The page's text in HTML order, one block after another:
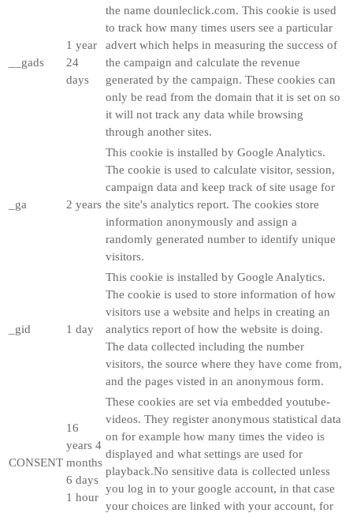
__gads
1 year
24
days
the name dounleclick.com. This cookie is used
to track how many times users see a particular
advert which helps in measuring the success of
the campaign and calculate the revenue
generated by the campaign. These cookies can
only be read from the domain that it is set on so
it will not track any data while browsing
through another sites.
_ga 2 years
This cookie is installed by Google Analytics.
The cookie is used to calculate visitor, session,
campaign data and keep track of site usage for
the site's analytics report. The cookies store
information anonymously and assign a
randomly generated number to identify unique
visitors.
_gid 1 day
This cookie is installed by Google Analytics.
The cookie is used to store information of how
visitors use a website and helps in creating an
analytics report of how the website is doing.
The data collected including the number
visitors, the source where they have come from,
and the pages visted in an anonymous form.
CONSENT
16
years 4
months
6 days
1 hour
These cookies are set via embedded youtube-
videos. They register anonymous statistical data
on for example how many times the video is
displayed and what settings are used for
playback.No sensitive data is collected unless
you log in to your google account, in that case
your choices are linked with your account, for